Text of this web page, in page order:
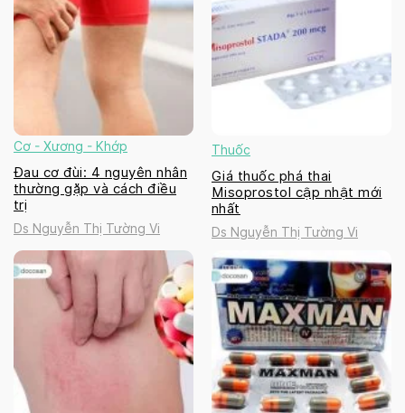
Cơ - Xương - Khớp
Đau cơ đùi: 4 nguyên nhân
thường gặp và cách điều
trị
Ds Nguyễn Thị Tường Vi
Thuốc
Giá thuốc phá thai
Misoprostol cập nhật mới
nhất
Ds Nguyễn Thị Tường Vi